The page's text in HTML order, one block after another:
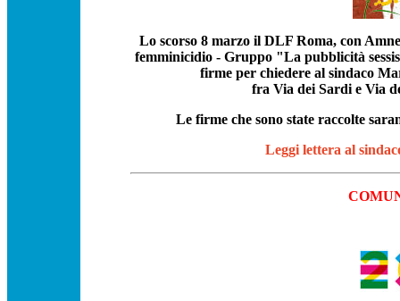
Lo scorso 8 marzo il DLF Roma, con
femminicidio - Gruppo "La pubblicità
firme per chiedere al sindaco
fra Via dei Sardi e Via
Le firme che sono state raccolte
Leggi lettera al